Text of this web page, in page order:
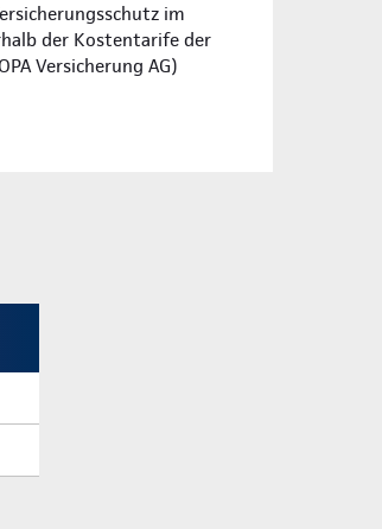
im
der Kostentarife der
Versicherung AG)